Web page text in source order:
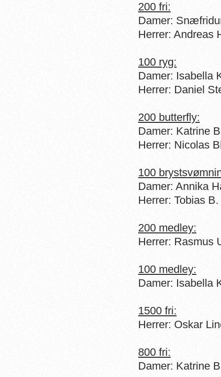
200 fri:
Damer:
Herrer: Andreas
100 ryg:
Damer: Isabella
Herrer: Daniel
200 butterfly:
Damer: Katrine
Herrer: Nicolas
100
Damer: Annika
Herrer: Tobias
200 medley:
Herrer: Rasmus
100 medley:
Damer: Isabella
1500 fri:
Herrer: Oskar
800 fri:
Damer: Katrine